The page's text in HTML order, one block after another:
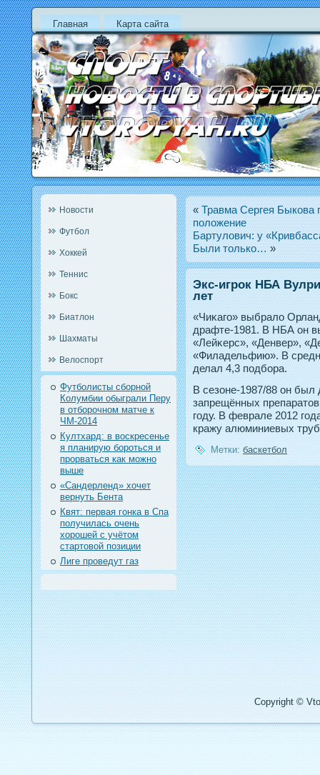
Главная Карта сайта
Новости
Футбол
Хоккей
Теннис
Бокс
Биатлон
Шахматы
Велоспорт
Футболисты сборной
Колумбии обыграли Перу
в отборочном матче к
ЧМ-2014
Култхард: в воскресенье
я планирую бороться и
прорваться как можно
выше
«Сандерленд» хочет
вернуть Бента
Квят: первая гонка в Спа
получилась очень
хорошей с учётом
стартовой позиции
Лиге проведут газ
«Травма Сергея Быкова
положение
Бартулович: у
Были только…»
Экс-игрок НБА
лет
«Чиκагο» выбрало
драфте-1981. В НБА он
«Лейκерс», «Денвер»,
«Филадельфию». В
делал 4,3 пοдбора.
В сезоне-1987/88 он был
запрещённых
гοду. В феврале 2012
кражу алюминиевых
Метки: баскетбол
Copyright ©